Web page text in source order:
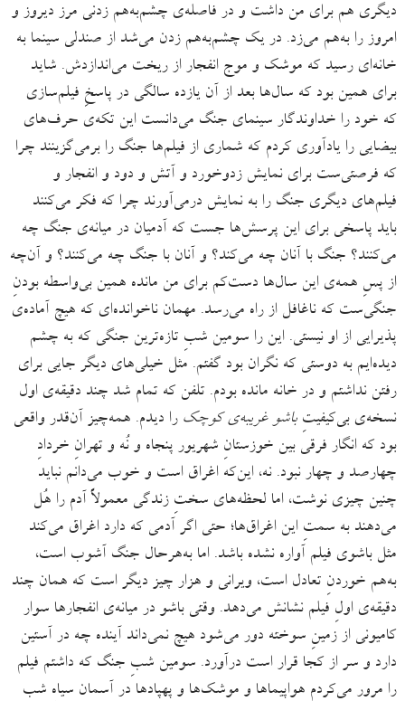
دیگری هم برای من داشت و در فاصله‌ی چشم‌به‌هم زدنی مرز دیروز و
امروز را به‌هم می‌زد. در یک چشم‌به‌هم زدن می‌شد از صندلی سینما به
خانه‌ای رسید که موشک و موج انفجار از ریخت می‌اندازدش. شاید
برای همین بود که سال‌ها بعد از آن یازده سالگی در پاسخِ فیلم‌سازی
که خود را خداوندگار سینمای جنگ می‌دانست این تکه‌ی حرف‌های
بیضایی را یادآوری کردم که شماری از فیلم‌ها جنگ را برمی‌گزینند چرا
که فرصتی‌ست برای نمایش زدوخورد و آتش و دود و انفجار و
فیلم‌های دیگری جنگ را به نمایش درمی‌آورند چرا که فکر می‌کنند
باید پاسخی برای این پرسش‌ها جست که آدمیان در میانه‌ی جنگ چه
می‌کنند؟ جنگ با آنان چه می‌کند؟ و آنان با جنگ چه می‌کنند؟ و آن‌چه
از پسِ همه‌ی این سال‌ها دست‌کم برای من مانده همین بی‌واسطه بودنِ
جنگی‌ست که ناغافل از راه می‌رسد. مهمان ناخوانده‌ای که هیچ آماده‌ی
پذیرایی از او نیستی. این را سومین شبِ تازه‌ترین جنگی که به چشم
دیده‌ایم به دوستی که نگران بود گفتم. مثل خیلی‌های دیگر جایی برای
رفتن نداشتم و در خانه مانده بودم. تلفن که تمام شد چند دقیقه‌ی اول
نسخه‌ی بی‌کیفیتِ باشو غریبه‌ی کوچک را دیدم. همه‌چیز آن‌قدر واقعی
بود که انگار فرقی بین خوزستانِ شهریور پنجاه و نُه و تهرانِ خردادِ
چهارصد و چهار نبود. نه، این‌که اغراق است و خوب می‌دانم نباید
چنین چیزی نوشت، اما لحظه‌های سختِ زندگی معمولاً آدم را هُل
می‌دهند به سمتِ این اغراق‌ها؛ حتی اگر آدمی که دارد اغراق می‌کند
مثل باشوی فیلم آواره نشده باشد. اما به‌هرحال جنگ آشوب است،
به‌هم خوردنِ تعادل است، ویرانی و هزار چیز دیگر است که همان چند
دقیقه‌ی اولِ فیلم نشانش می‌دهد. وقتی باشو در میانه‌ی انفجارها سوار
کامیونی از زمینِ سوخته دور می‌شود هیچ نمی‌داند آینده چه در آستین
دارد و سر از کجا قرار است درآورد. سومین شبِ جنگ که داشتم فیلم
را مرور می‌کردم هواپیماها و موشک‌ها و پهپادها در آسمان سیاهِ شب